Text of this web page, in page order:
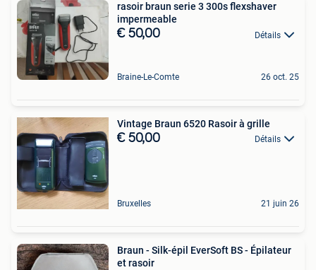
rasoir braun serie 3 300s flexshaver
impermeable
€ 50,00 Détails
Braine-Le-Comte 26 oct. 25
Vintage Braun 6520 Rasoir à grille
€ 50,00 Détails
Bruxelles 21 juin 26
Braun - Silk-épil EverSoft BS - Épilateur
et rasoir